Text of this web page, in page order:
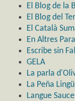
El Blog de la
El Blog del
El Català
En Altres
Escribe sin
GELA
La parla
La Peña
Langue